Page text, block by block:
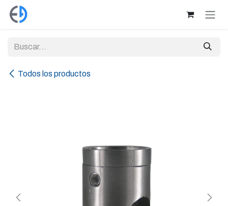
Ir al contenido
Todos los productos